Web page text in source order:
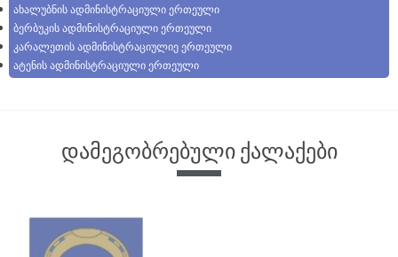
ახალუბნის ადმინისტრაციული ერთეული
ბერბუკის ადმინისტრაციული ერთეული
კარალეთის ადმინისტრაციულიე ერთეული
ატენის ადმინისტრაციული ერთეული
დამეგობრებული ქალაქები